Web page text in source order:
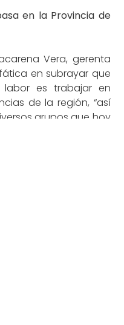
en la Provincia de
Vera, gerenta
en subrayar que
es trabajar en
de la región, “así
grupos que hoy